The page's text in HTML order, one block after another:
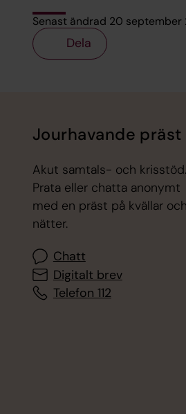
Senast ändrad 20 september
Dela
Jourhavande präst
Akut samtals- och krisstöd.
Prata eller chatta anonymt
med en präst på kvällar och
nätter.
Chatt
Digitalt brev
Telefon 112